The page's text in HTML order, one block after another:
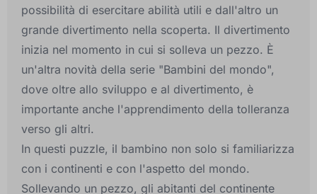
possibilità di esercitare abilità utili e dall'altro un
grande divertimento nella scoperta. Il divertimento
inizia nel momento in cui si solleva un pezzo. È
un'altra novità della serie "Bambini del mondo",
dove oltre allo sviluppo e al divertimento, è
importante anche l'apprendimento della tolleranza
verso gli altri.
In questi puzzle, il bambino non solo si familiarizza
con i continenti e con l'aspetto del mondo.
Sollevando un pezzo, gli abitanti del continente